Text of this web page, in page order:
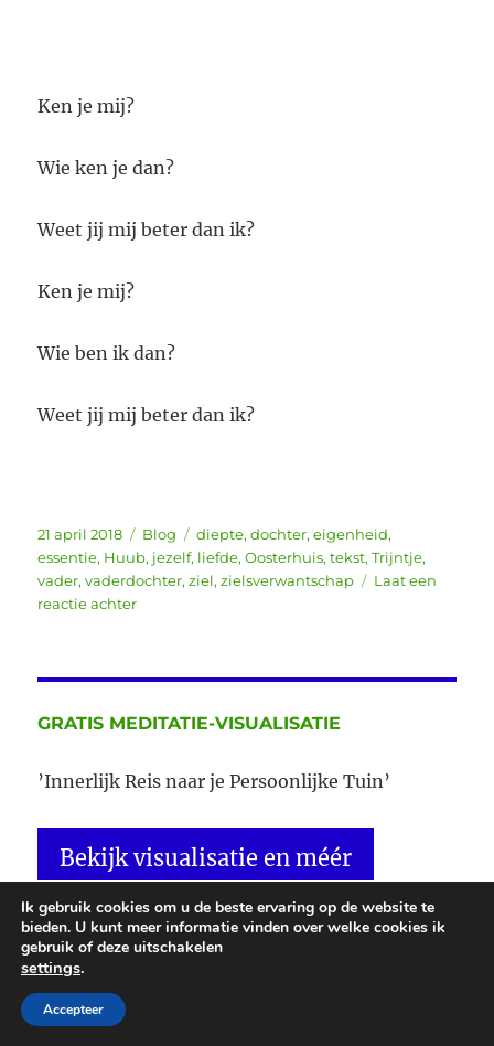
Ken je mij?
Wie ken je dan?
Weet jij mij beter dan ik?
Ken je mij?
Wie ben ik dan?
Weet jij mij beter dan ik?
Geplaatst
op
21 april 2018 Categorieën
Blog Tags
diepte,dochter,eigenheid,
essentie, Huub, jezelf, liefde,Oosterhuis,tekst,Trijntje,
vader,vaderdochter,ziel,zielsverwantschap
Laat een
reactie achterop
GRATIS MEDITATIE-VISUALISATIE
’Innerlijk Reis naar je Persoonlijke Tuin’
Bekijk visualisatie en méér
Je ontvangt dan ook direct het e-book ‘In zijn
achteruit je toekomst tegemoet’ en ik hou je op
de hoogte via de e-mail van al het
regressienieuws.
Ik gebruik cookies om u de beste ervaring op de website te
bieden. U kunt meer informatie vinden over welke cookies ik
gebruik of deze uitschakelen
settings.
Accepteer